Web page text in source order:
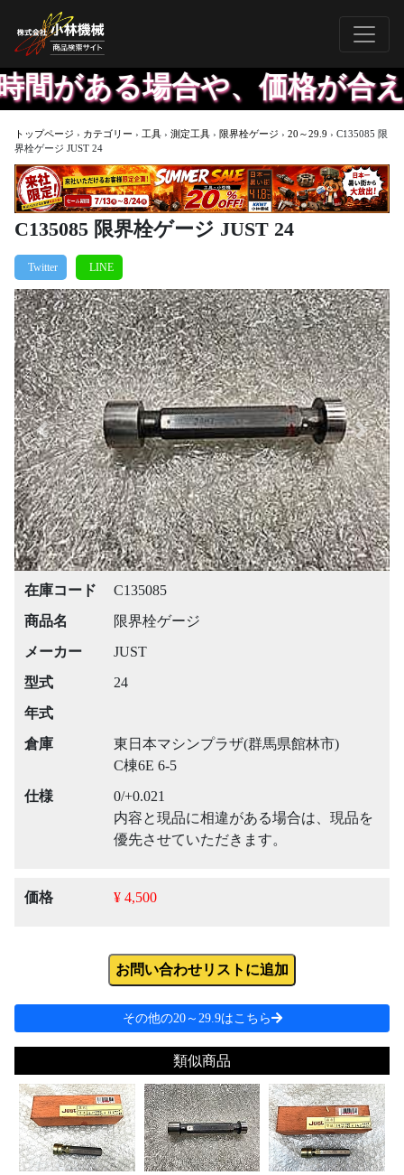
場合や、価格が合えば
トップページ › カテゴリー › 工具 › 測定工具 › 限界栓ゲージ › 20～29.9 › C135085 限
界栓ゲージ JUST 24
C135085 限界栓ゲージ JUST 24
Previous Next
在庫コード
C135085
商品名
限界栓ゲージ
メーカー
JUST
型式
24
年式
倉庫
東日本マシンプラザ(群馬県館林市)
C棟6E 6-5
仕様
0/+0.021
内容と現品に相違がある場合は、現品を
優先させていただきます。
価格 ¥ 4,500
お問い合わせリストに追加
その他の20～29.9はこちら
類似商品